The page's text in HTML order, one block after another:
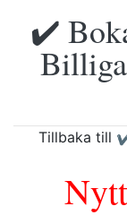
✔️
Tillbaka till